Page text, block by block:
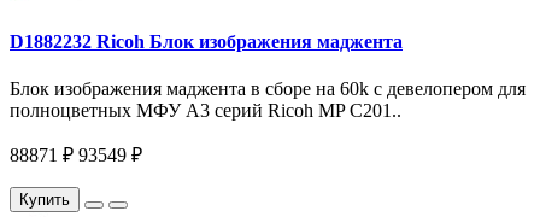
D1882232 Ricoh Блок изображения маджента
Блок изображения маджента в сборе на 60k c девелопером для
полноцветных МФУ A3 серий Ricoh MP C201..
88871 ₽ 93549 ₽
Купить